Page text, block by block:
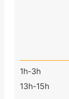
1h-3h
13h-15h